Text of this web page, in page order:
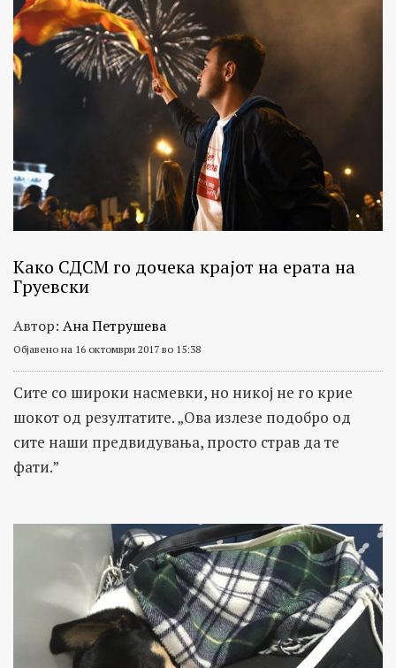
Како СДСМ го дочека крајот на ерата на
Груевски
Автор: Ана Петрушева
Објавено на 16 октомври 2017 во 15:38
Сите со широки насмевки, но никој не го крие
шокот од резултатите. „Ова излезе подобро од
сите наши предвидувања, просто страв да те
фати.”